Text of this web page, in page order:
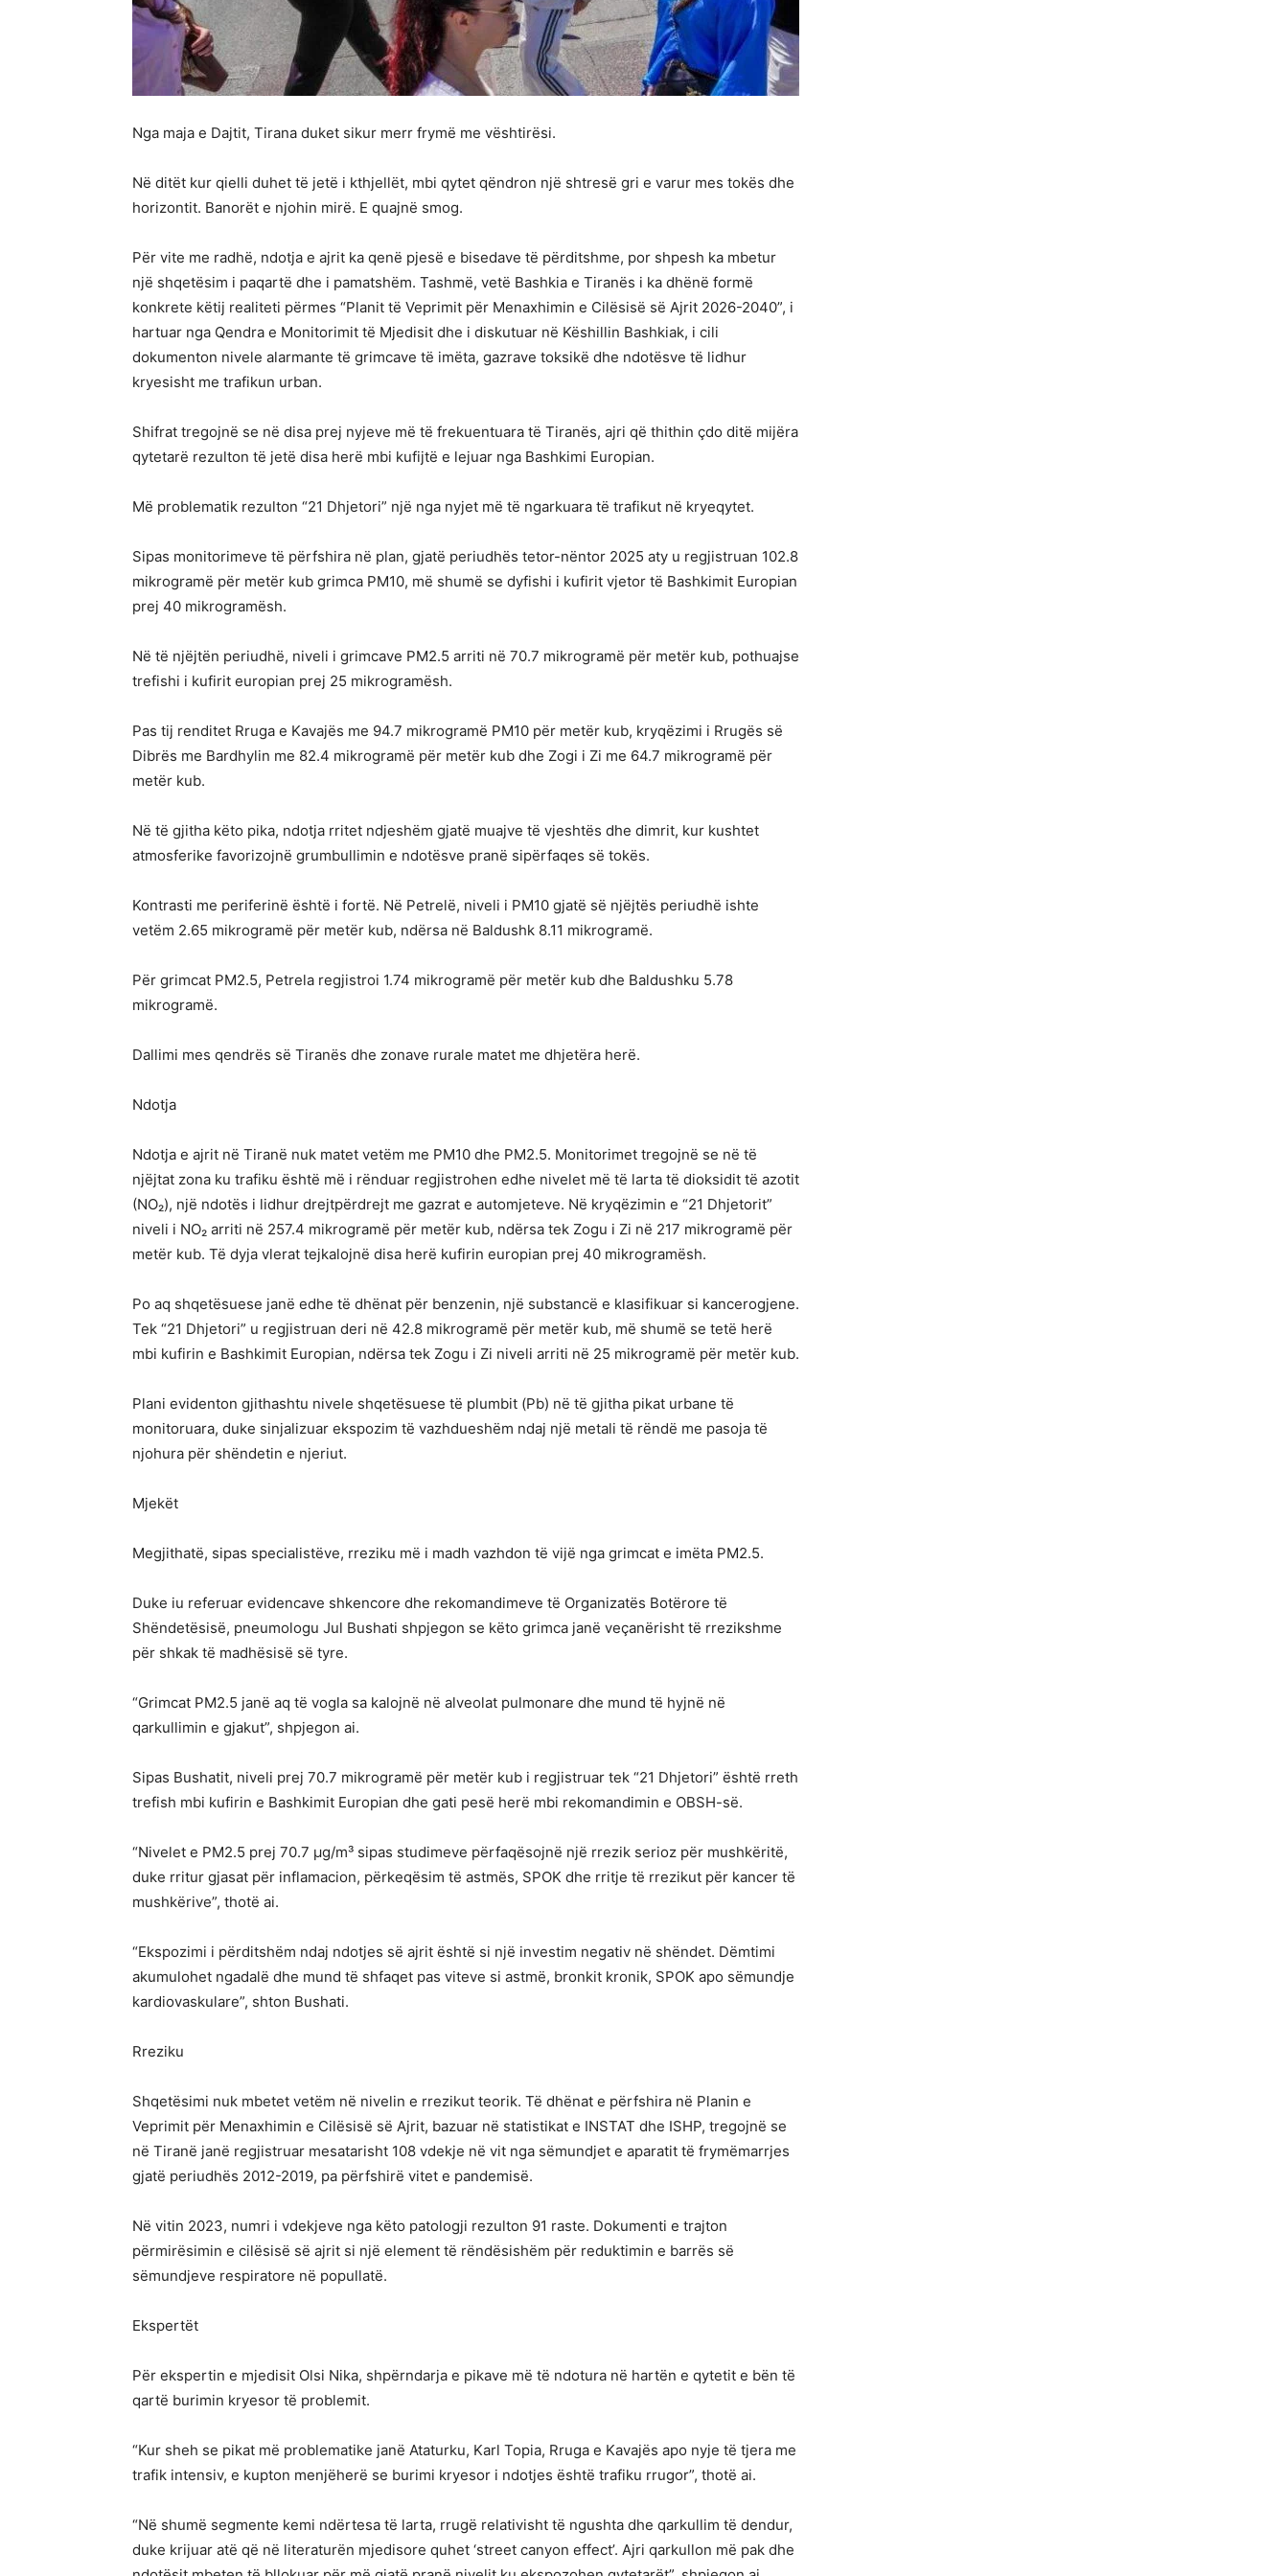
Nga maja e Dajtit, Tirana duket sikur merr frymë me vështirësi.
Në ditët kur qielli duhet të jetë i kthjellët, mbi qytet qëndron një shtresë gri e varur mes tokës dhe
horizontit. Banorët e njohin mirë. E quajnë smog.
Për vite me radhë, ndotja e ajrit ka qenë pjesë e bisedave të përditshme, por shpesh ka mbetur
një shqetësim i paqartë dhe i pamatshëm. Tashmë, vetë Bashkia e Tiranës i ka dhënë formë
konkrete këtij realiteti përmes “Planit të Veprimit për Menaxhimin e Cilësisë së Ajrit 2026-2040”, i
hartuar nga Qendra e Monitorimit të Mjedisit dhe i diskutuar në Këshillin Bashkiak, i cili
dokumenton nivele alarmante të grimcave të imëta, gazrave toksikë dhe ndotësve të lidhur
kryesisht me trafikun urban.
Shifrat tregojnë se në disa prej nyjeve më të frekuentuara të Tiranës, ajri që thithin çdo ditë mijëra
qytetarë rezulton të jetë disa herë mbi kufijtë e lejuar nga Bashkimi Europian.
Më problematik rezulton “21 Dhjetori” një nga nyjet më të ngarkuara të trafikut në kryeqytet.
Sipas monitorimeve të përfshira në plan, gjatë periudhës tetor-nëntor 2025 aty u regjistruan 102.8
mikrogramë për metër kub grimca PM10, më shumë se dyfishi i kufirit vjetor të Bashkimit Europian
prej 40 mikrogramësh.
Në të njëjtën periudhë, niveli i grimcave PM2.5 arriti në 70.7 mikrogramë për metër kub, pothuajse
trefishi i kufirit europian prej 25 mikrogramësh.
Pas tij renditet Rruga e Kavajës me 94.7 mikrogramë PM10 për metër kub, kryqëzimi i Rrugës së
Dibrës me Bardhylin me 82.4 mikrogramë për metër kub dhe Zogi i Zi me 64.7 mikrogramë për
metër kub.
Në të gjitha këto pika, ndotja rritet ndjeshëm gjatë muajve të vjeshtës dhe dimrit, kur kushtet
atmosferike favorizojnë grumbullimin e ndotësve pranë sipërfaqes së tokës.
Kontrasti me periferinë është i fortë. Në Petrelë, niveli i PM10 gjatë së njëjtës periudhë ishte
vetëm 2.65 mikrogramë për metër kub, ndërsa në Baldushk 8.11 mikrogramë.
Për grimcat PM2.5, Petrela regjistroi 1.74 mikrogramë për metër kub dhe Baldushku 5.78
mikrogramë.
Dallimi mes qendrës së Tiranës dhe zonave rurale matet me dhjetëra herë.
Ndotja
Ndotja e ajrit në Tiranë nuk matet vetëm me PM10 dhe PM2.5. Monitorimet tregojnë se në të
njëjtat zona ku trafiku është më i rënduar regjistrohen edhe nivelet më të larta të dioksidit të azotit
(NO₂), një ndotës i lidhur drejtpërdrejt me gazrat e automjeteve. Në kryqëzimin e “21 Dhjetorit”
niveli i NO₂ arriti në 257.4 mikrogramë për metër kub, ndërsa tek Zogu i Zi në 217 mikrogramë për
metër kub. Të dyja vlerat tejkalojnë disa herë kufirin europian prej 40 mikrogramësh.
Po aq shqetësuese janë edhe të dhënat për benzenin, një substancë e klasifikuar si kancerogjene.
Tek “21 Dhjetori” u regjistruan deri në 42.8 mikrogramë për metër kub, më shumë se tetë herë
mbi kufirin e Bashkimit Europian, ndërsa tek Zogu i Zi niveli arriti në 25 mikrogramë për metër kub.
Plani evidenton gjithashtu nivele shqetësuese të plumbit (Pb) në të gjitha pikat urbane të
monitoruara, duke sinjalizuar ekspozim të vazhdueshëm ndaj një metali të rëndë me pasoja të
njohura për shëndetin e njeriut.
Mjekët
Megjithatë, sipas specialistëve, rreziku më i madh vazhdon të vijë nga grimcat e imëta PM2.5.
Duke iu referuar evidencave shkencore dhe rekomandimeve të Organizatës Botërore të
Shëndetësisë, pneumologu Jul Bushati shpjegon se këto grimca janë veçanërisht të rrezikshme
për shkak të madhësisë së tyre.
“Grimcat PM2.5 janë aq të vogla sa kalojnë në alveolat pulmonare dhe mund të hyjnë në
qarkullimin e gjakut”, shpjegon ai.
Sipas Bushatit, niveli prej 70.7 mikrogramë për metër kub i regjistruar tek “21 Dhjetori” është rreth
trefish mbi kufirin e Bashkimit Europian dhe gati pesë herë mbi rekomandimin e OBSH-së.
“Nivelet e PM2.5 prej 70.7 µg/m³ sipas studimeve përfaqësojnë një rrezik serioz për mushkëritë,
duke rritur gjasat për inflamacion, përkeqësim të astmës, SPOK dhe rritje të rrezikut për kancer të
mushkërive”, thotë ai.
“Ekspozimi i përditshëm ndaj ndotjes së ajrit është si një investim negativ në shëndet. Dëmtimi
akumulohet ngadalë dhe mund të shfaqet pas viteve si astmë, bronkit kronik, SPOK apo sëmundje
kardiovaskulare”, shton Bushati.
Rreziku
Shqetësimi nuk mbetet vetëm në nivelin e rrezikut teorik. Të dhënat e përfshira në Planin e
Veprimit për Menaxhimin e Cilësisë së Ajrit, bazuar në statistikat e INSTAT dhe ISHP, tregojnë se
në Tiranë janë regjistruar mesatarisht 108 vdekje në vit nga sëmundjet e aparatit të frymëmarrjes
gjatë periudhës 2012-2019, pa përfshirë vitet e pandemisë.
Në vitin 2023, numri i vdekjeve nga këto patologji rezulton 91 raste. Dokumenti e trajton
përmirësimin e cilësisë së ajrit si një element të rëndësishëm për reduktimin e barrës së
sëmundjeve respiratore në popullatë.
Ekspertët
Për ekspertin e mjedisit Olsi Nika, shpërndarja e pikave më të ndotura në hartën e qytetit e bën të
qartë burimin kryesor të problemit.
“Kur sheh se pikat më problematike janë Ataturku, Karl Topia, Rruga e Kavajës apo nyje të tjera me
trafik intensiv, e kupton menjëherë se burimi kryesor i ndotjes është trafiku rrugor”, thotë ai.
“Në shumë segmente kemi ndërtesa të larta, rrugë relativisht të ngushta dhe qarkullim të dendur,
duke krijuar atë që në literaturën mjedisore quhet ‘street canyon effect’. Ajri qarkullon më pak dhe